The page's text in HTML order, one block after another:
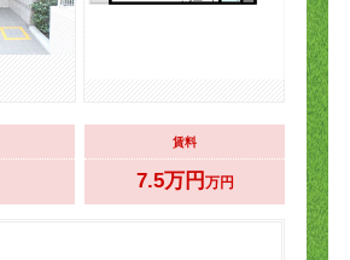
賃料
7.5万円 万円